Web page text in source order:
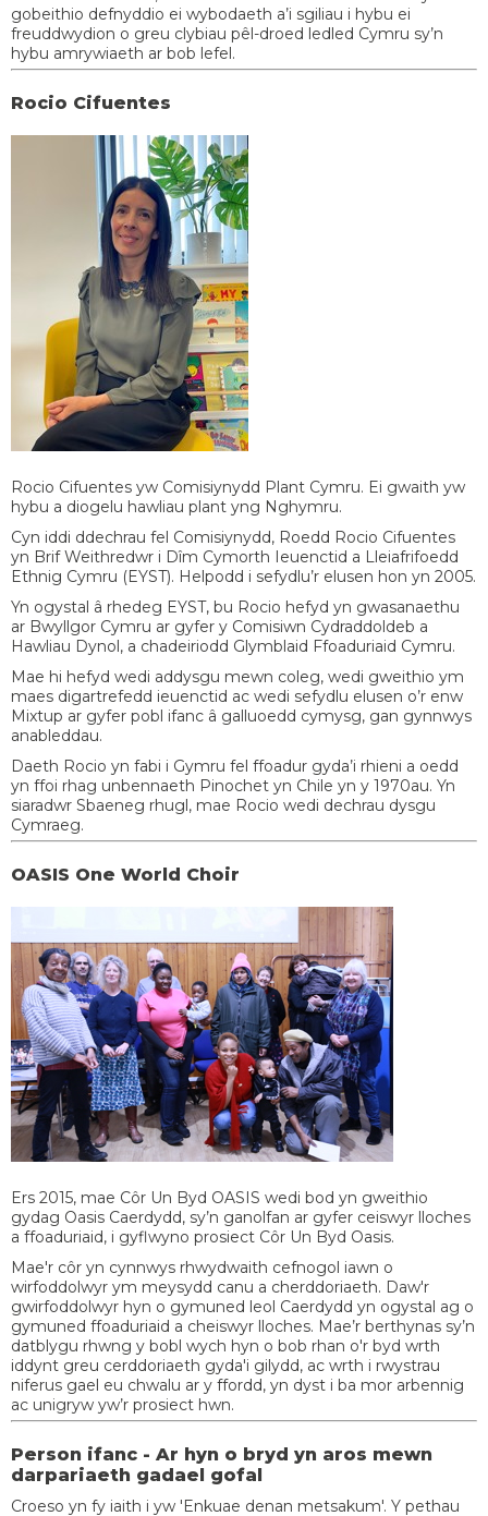
gobeithio defnyddio ei wybodaeth a’i sgiliau i hybu ei
freuddwydion o greu clybiau pêl-droed ledled Cymru sy’n
hybu amrywiaeth ar bob lefel.
Rocio Cifuentes
Rocio Cifuentes yw Comisiynydd Plant Cymru. Ei gwaith yw
hybu a diogelu hawliau plant yng Nghymru.
Cyn iddi ddechrau fel Comisiynydd, Roedd Rocio Cifuentes
yn Brif Weithredwr i Dîm Cymorth Ieuenctid a Lleiafrifoedd
Ethnig Cymru (EYST). Helpodd i sefydlu’r elusen hon yn 2005.
Yn ogystal â rhedeg EYST, bu Rocio hefyd yn gwasanaethu
ar Bwyllgor Cymru ar gyfer y Comisiwn Cydraddoldeb a
Hawliau Dynol, a chadeiriodd Glymblaid Ffoaduriaid Cymru.
Mae hi hefyd wedi addysgu mewn coleg, wedi gweithio ym
maes digartrefedd ieuenctid ac wedi sefydlu elusen o’r enw
Mixtup ar gyfer pobl ifanc â galluoedd cymysg, gan gynnwys
anableddau.
Daeth Rocio yn fabi i Gymru fel ffoadur gyda’i rhieni a oedd
yn ffoi rhag unbennaeth Pinochet yn Chile yn y 1970au. Yn
siaradwr Sbaeneg rhugl, mae Rocio wedi dechrau dysgu
Cymraeg.
OASIS One World Choir
Ers 2015, mae Côr Un Byd OASIS wedi bod yn gweithio
gydag Oasis Caerdydd, sy’n ganolfan ar gyfer ceiswyr lloches
a ffoaduriaid, i gyflwyno prosiect Côr Un Byd Oasis.
Mae'r côr yn cynnwys rhwydwaith cefnogol iawn o
wirfoddolwyr ym meysydd canu a cherddoriaeth. Daw'r
gwirfoddolwyr hyn o gymuned leol Caerdydd yn ogystal ag o
gymuned ffoaduriaid a cheiswyr lloches. Mae’r berthynas sy’n
datblygu rhwng y bobl wych hyn o bob rhan o'r byd wrth
iddynt greu cerddoriaeth gyda'i gilydd, ac wrth i rwystrau
niferus gael eu chwalu ar y ffordd, yn dyst i ba mor arbennig
ac unigryw yw’r prosiect hwn.
Person ifanc - Ar hyn o bryd yn aros mewn
darpariaeth gadael gofal
Croeso yn fy iaith i yw 'Enkuae denan metsakum'. Y pethau